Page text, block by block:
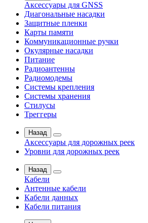
Аксессуары для GNSS
Диагональные насадки
Защитные пленки
Карты памяти
Коммуникационные ручки
Окулярные насадки
Питание
Радиоантенны
Радиомодемы
Системы крепления
Системы хранения
Стилусы
Треггеры
Назад
Аксессуары для дорожных реек
Уровни для дорожных реек
Назад
Кабели
Антенные кабели
Кабели данных
Кабели питания